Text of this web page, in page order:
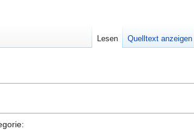
Lesen Quelltext anzeigen